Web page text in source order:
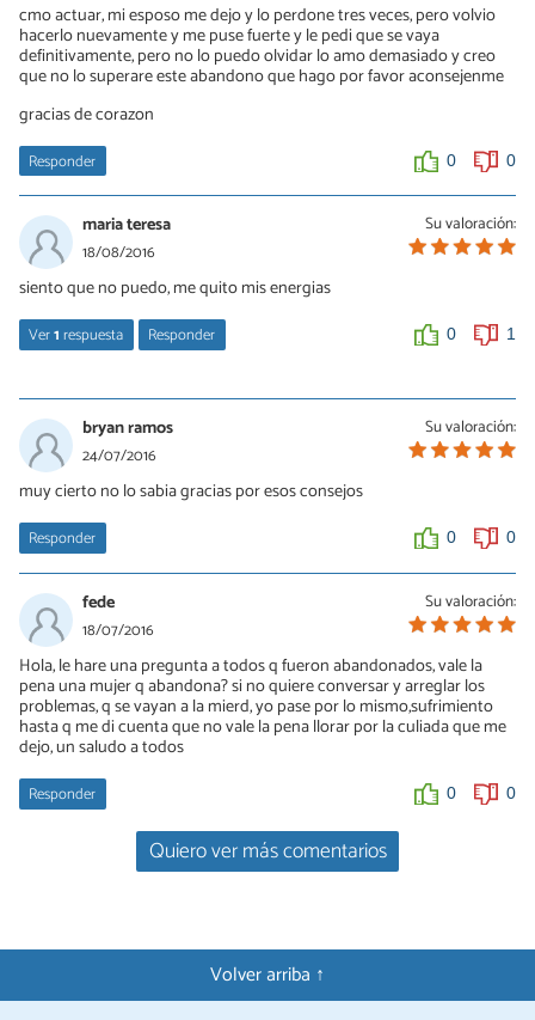
cmo actuar, mi esposo me dejo y lo perdone tres veces, pero volvio
hacerlo nuevamente y me puse fuerte y le pedi que se vaya
definitivamente, pero no lo puedo olvidar lo amo demasiado y creo
que no lo superare este abandono que hago por favor aconsejenme
gracias de corazon
Responder 0 0
Su valoración:
maria teresa
18/08/2016
siento que no puedo, me quito mis energias
Ver1respuesta Responder 0 1
te entiendo mucho yo estoy pasando una situacion igual y duele
mucho e quitan las energias a uno
Su valoración:
bryan ramos
24/07/2016
muy cierto no lo sabia gracias por esos consejos
Responder 0 0
Su valoración:
fede
18/07/2016
Hola, le hare una pregunta a todos q fueron abandonados, vale la
pena una mujer q abandona? si no quiere conversar y arreglar los
problemas, q se vayan a la mierd, yo pase por lo mismo,sufrimiento
hasta q me di cuenta que no vale la pena llorar por la culiada que me
dejo, un saludo a todos
Responder 0 0
Quiero ver más comentarios
Volver arriba ↑